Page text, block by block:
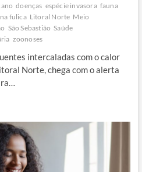
doenças espécie invasora fauna
fulica Litoral Norte Meio
São Sebastião Saúde
zoonoses
intercaladas com o calor
Norte, chega com o alerta